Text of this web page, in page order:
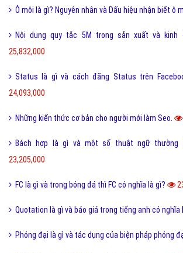
Ô môi là gì? Nguyên nhân và Dấu hiệu nhận biết ô
Nội dung quy tắc 5M trong sản xuất và kinh
25,832,000
Status là gì và cách đăng Status trên
24,093,000
Những kiến thức cơ bản cho người mới làm Seo.
Bách hợp là gì và một số thuật ngữ thường
23,205,000
FC là gì và trong bóng đá thì FC có nghĩa là gì?
Quotation là gì và báo giá trong tiếng anh có nghĩa
Phóng đại là gì và tác dụng của biện pháp phóng